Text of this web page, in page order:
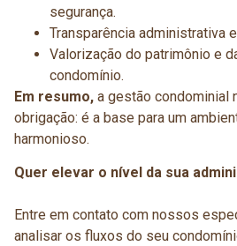
segurança.
Transparência administrativa
Valorização do patrimônio e
condomínio.
Em resumo, a gestão condominial
obrigação: é a base para um
harmonioso.
Quer elevar o nível da sua
Entre em contato com nossos
analisar os fluxos do seu